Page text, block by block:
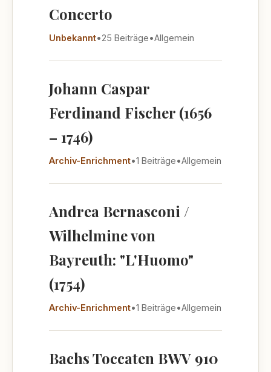
Concerto
Unbekannt•25 Beiträge•Allgemein
Johann Caspar
Ferdinand Fischer (1656
– 1746)
Archiv-Enrichment•1 Beiträge•Allgemein
Andrea Bernasconi /
Wilhelmine von
Bayreuth: "L'Huomo"
(1754)
Archiv-Enrichment•1 Beiträge•Allgemein
Bachs Toccaten BWV 910